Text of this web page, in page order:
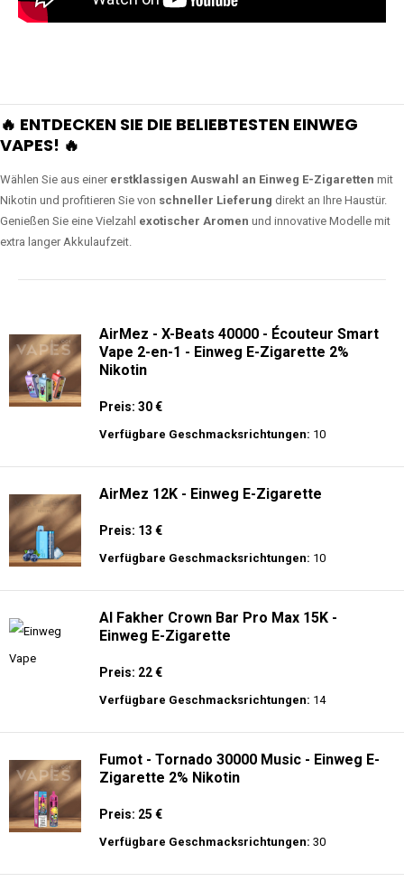
🔥 ENTDECKEN SIE DIE BELIEBTESTEN EINWEG
VAPES! 🔥
Wählen Sie aus einer erstklassigen Auswahl an Einweg E-Zigaretten mit
Nikotin und profitieren Sie von schneller Lieferung direkt an Ihre Haustür.
Genießen Sie eine Vielzahl exotischer Aromen und innovative Modelle mit
extra langer Akkulaufzeit.
AirMez - X-Beats 40000 - Écouteur Smart
Vape 2-en-1 - Einweg E-Zigarette 2%
Nikotin
Preis: 30 €
Verfügbare Geschmacksrichtungen: 10
AirMez 12K - Einweg E-Zigarette
Preis: 13 €
Verfügbare Geschmacksrichtungen: 10
Al Fakher Crown Bar Pro Max 15K -
Einweg E-Zigarette
Preis: 22 €
Verfügbare Geschmacksrichtungen: 14
Fumot - Tornado 30000 Music - Einweg E-
Zigarette 2% Nikotin
Preis: 25 €
Verfügbare Geschmacksrichtungen: 30